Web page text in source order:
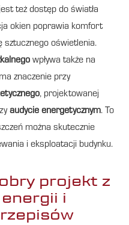
też dostęp do światła
okien poprawia komfort
sztucznego oświetlenia.
wpływa także na
znaczenie przy
, projektowanej
audycie energetycznym. To
można skutecznie
i eksploatacji budynku.
projekt z
i